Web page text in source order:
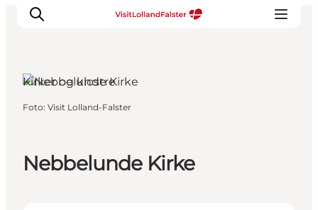
For børn
Nebbelunde Kirke
Kirker og klostre
Foto: Visit Lolland-Falster